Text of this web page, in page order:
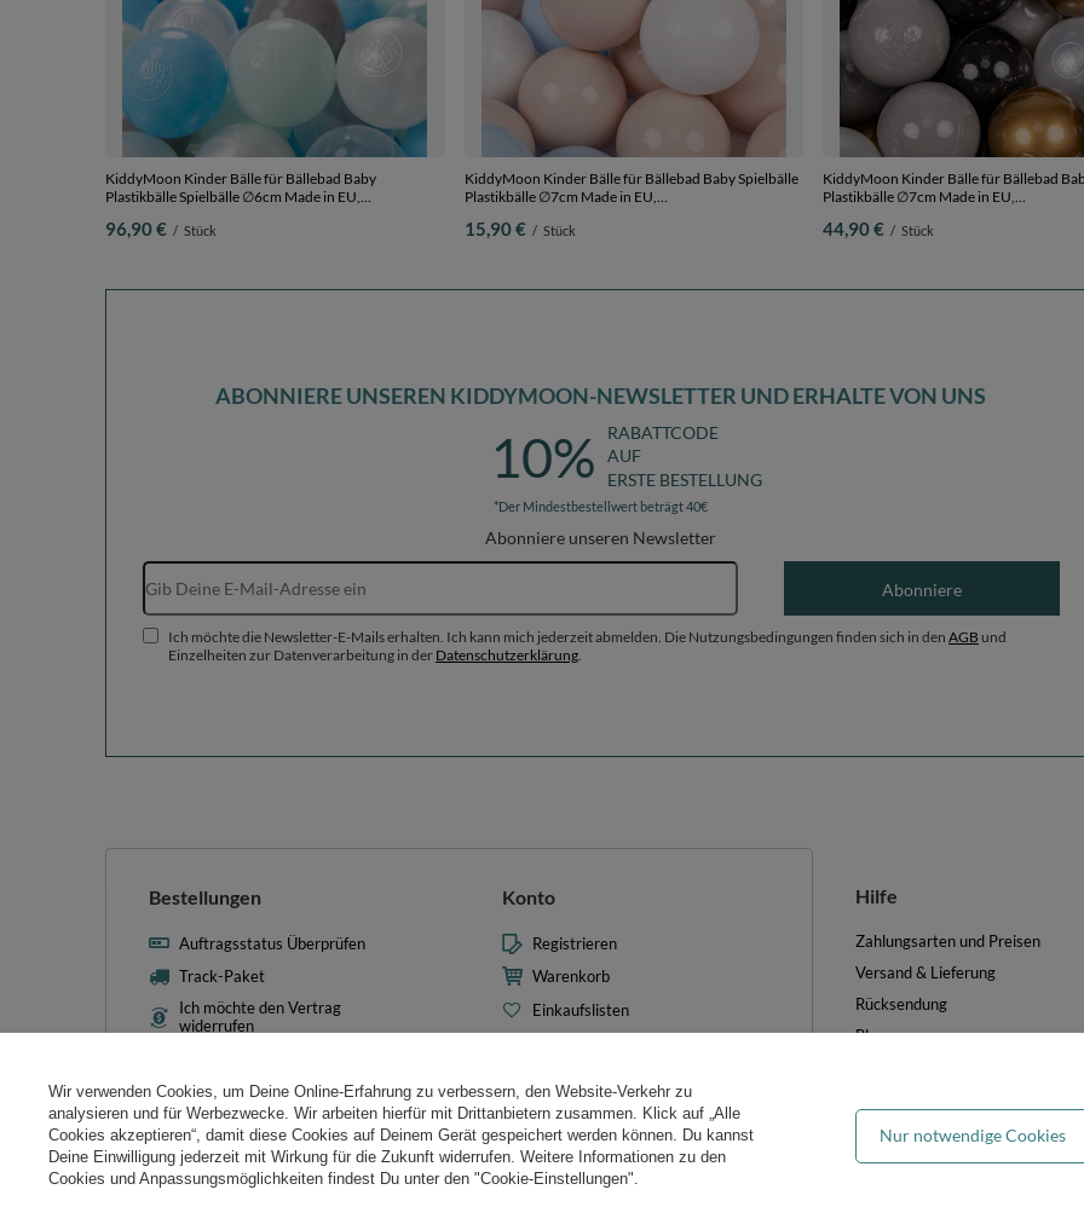
KiddyMoon Kinder Bälle für Bällebad Baby
Plastikbälle Spielbälle ∅6cm Made in EU,
Bälle/6cm
96,90 € / Stück
KiddyMoon Kinder Bälle für Bällebad Baby Spielbälle
Plastikbälle ∅7cm Made in EU,
15,90 € / Stück
KiddyMoon Kinder Bälle für Bällebad
Plastikbälle ∅7cm Made in EU,
44,90 € / Stück
ABONNIERE UNSEREN KIDDYMOON-NEWSLETTER UND ERHALTE VON UNS
10%
RABATTCODE
AUF
ERSTE BESTELLUNG
*Der Mindestbestellwert beträgt 40€
Abonniere unseren Newsletter
E-Mail-Adresse
Abonniere
Ich möchte die Newsletter-E-Mails erhalten. Ich kann mich jederzeit abmelden. Die Nutzungsbedingungen finden sich in den AGB und
Einzelheiten zur Datenverarbeitung in der Datenschutzerklärung
Bestellungen
Auftragsstatus Überprüfen
Track-Paket
Ich möchte den Vertrag
widerrufen
Konto
Registrieren
Warenkorb
Einkaufslisten
Newsletter
Cookies verwalten
Hilfe
Zahlungsarten und Preisen
Versand & Lieferung
Rücksendung
Blog
Wir verwenden Cookies, um Deine Online-Erfahrung zu verbessern, den Website-Verkehr zu
analysieren und für Werbezwecke. Wir arbeiten hierfür mit Drittanbietern zusammen. Klick auf „Alle
Cookies akzeptieren“, damit diese Cookies auf Deinem Gerät gespeichert werden können. Du kannst
Deine Einwilligung jederzeit mit Wirkung für die Zukunft widerrufen. Weitere Informationen zu den
Cookies und Anpassungsmöglichkeiten findest Du unter den "Cookie-Einstellungen".
Nur notwendige Cookies